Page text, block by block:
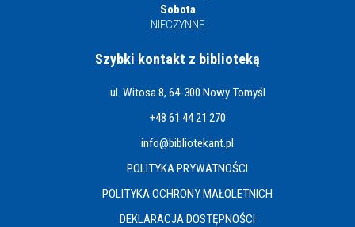
Sobota
NIECZYNNE
Szybki kontakt z biblioteką
ul. Witosa 8, 64-300 Nowy Tomyśl
+48 61 44 21 270
info@bibliotekant.pl
POLITYKA PRYWATNOŚCI
POLITYKA OCHRONY MAŁOLETNICH
DEKLARACJA DOSTĘPNOŚCI